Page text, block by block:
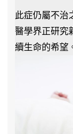
此症仍屬不治
醫學界正研究
續生命的希望